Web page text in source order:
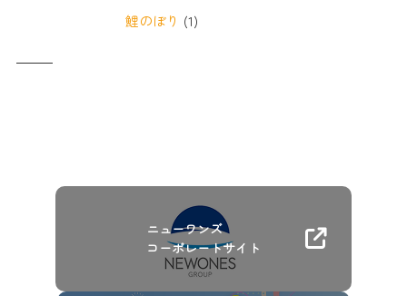
鯉のぼり (1)
ニューワンズ
コーポレートサイト